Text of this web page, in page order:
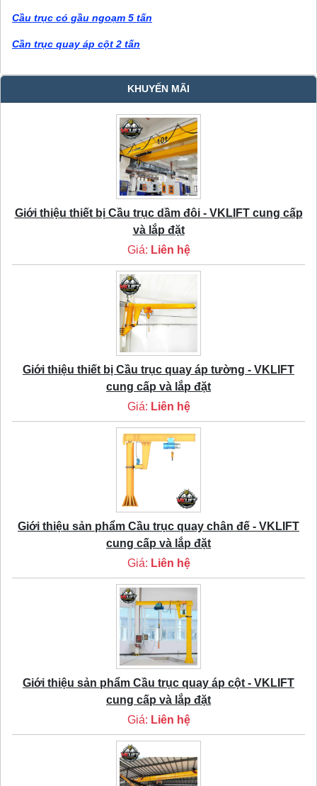
Cầu trục có gầu ngoạm 5 tấn
Cần trục quay áp cột 2 tấn
KHUYẾN MÃI
Giới thiệu thiết bị Cầu trục dầm đôi - VKLIFT cung cấp
và lắp đặt
Giá: Liên hệ
Giới thiệu thiết bị Cầu trục quay áp tường - VKLIFT
cung cấp và lắp đặt
Giá: Liên hệ
Giới thiệu sản phẩm Cầu trục quay chân đế - VKLIFT
cung cấp và lắp đặt
Giá: Liên hệ
Giới thiệu sản phẩm Cầu trục quay áp cột - VKLIFT
cung cấp và lắp đặt
Giá: Liên hệ